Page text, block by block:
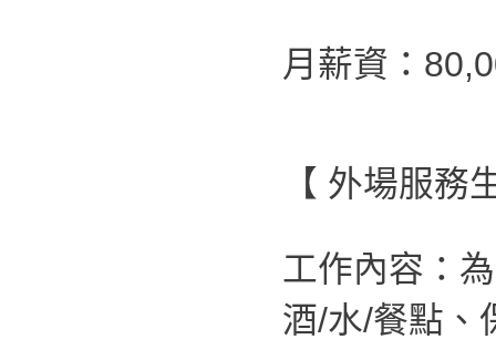
月薪資：
【 外場服務
工作內容：
酒/水/餐點、